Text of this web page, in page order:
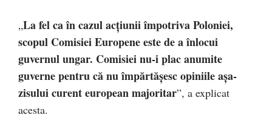
„La fel ca în cazul acţiunii împotriva Poloniei,
scopul Comisiei Europene este de a înlocui
guvernul ungar. Comisiei nu-i plac anumite
guverne pentru că nu împărtăşesc opiniile aşa-
zisului curent european majoritar”, a explicat
acesta.